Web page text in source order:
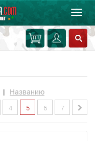
| Названию
4 5 6 7